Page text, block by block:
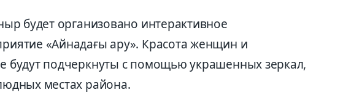
будет организовано интерактивное
«Айнадағы ару». Красота женщин и
будут подчеркнуты с помощью украшенных зеркал,
местах района.